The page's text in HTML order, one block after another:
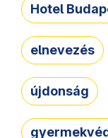
Hotel
elnevezés
újdonság